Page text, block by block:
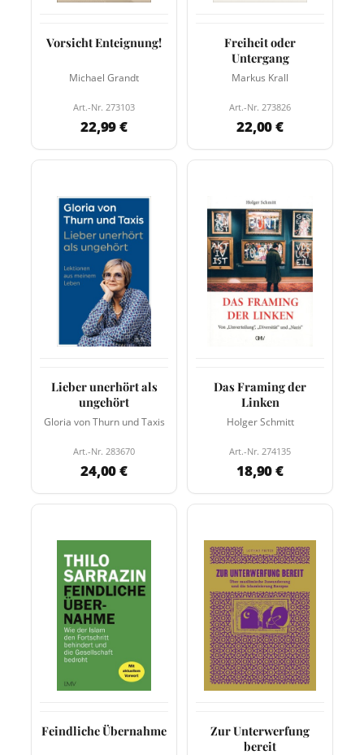
Vorsicht Enteignung!
Michael Grandt
Art.-Nr. 273103
22,99 €
Freiheit oder
Untergang
Markus Krall
Art.-Nr. 273826
22,00 €
Lieber unerhört als
ungehört
Gloria von Thurn und Taxis
Art.-Nr. 283670
24,00 €
Das Framing der
Linken
Holger Schmitt
Art.-Nr. 274135
18,90 €
Feindliche Übernahme
Zur Unterwerfung
bereit